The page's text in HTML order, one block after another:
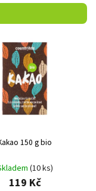
150 g bio
(10 ks)
119 Kč